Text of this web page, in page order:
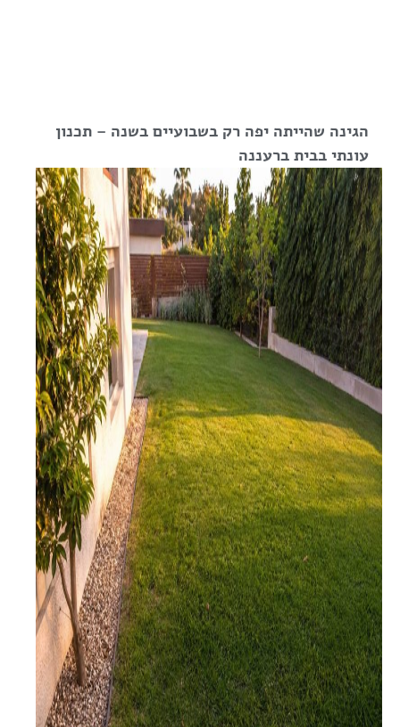
הגינה שהייתה יפה רק בשבועיים בשנה – תכנון
עונתי בבית ברעננה